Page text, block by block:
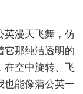
英漫天飞舞，仿
它那纯洁透明的
在空中旋转、飞
能像蒲公英一